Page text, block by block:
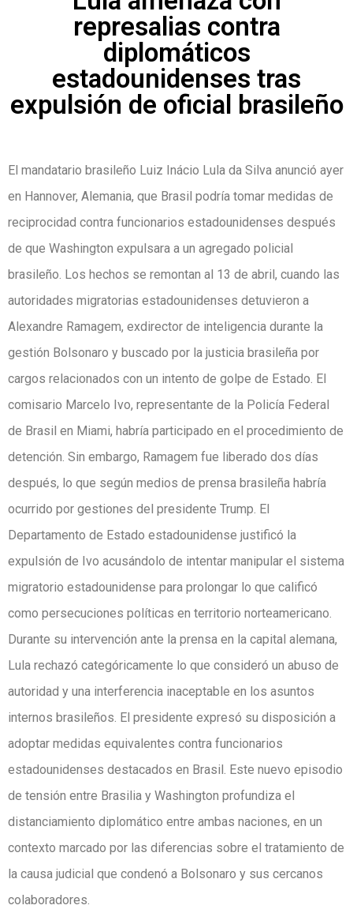
represalias contra
diplomáticos
estadounidenses tras
expulsión de oficial brasileño
El mandatario brasileño Luiz Inácio Lula da Silva anunció ayer
en Hannover, Alemania, que Brasil podría tomar medidas de
reciprocidad contra funcionarios estadounidenses después
de que Washington expulsara a un agregado policial
brasileño. Los hechos se remontan al 13 de abril, cuando las
autoridades migratorias estadounidenses detuvieron a
Alexandre Ramagem, exdirector de inteligencia durante la
gestión Bolsonaro y buscado por la justicia brasileña por
cargos relacionados con un intento de golpe de Estado. El
comisario Marcelo Ivo, representante de la Policía Federal
de Brasil en Miami, habría participado en el procedimiento de
detención. Sin embargo, Ramagem fue liberado dos días
después, lo que según medios de prensa brasileña habría
ocurrido por gestiones del presidente Trump. El
Departamento de Estado estadounidense justificó la
expulsión de Ivo acusándolo de intentar manipular el sistema
migratorio estadounidense para prolongar lo que calificó
como persecuciones políticas en territorio norteamericano.
Durante su intervención ante la prensa en la capital alemana,
Lula rechazó categóricamente lo que consideró un abuso de
autoridad y una interferencia inaceptable en los asuntos
internos brasileños. El presidente expresó su disposición a
adoptar medidas equivalentes contra funcionarios
estadounidenses destacados en Brasil. Este nuevo episodio
de tensión entre Brasilia y Washington profundiza el
distanciamiento diplomático entre ambas naciones, en un
contexto marcado por las diferencias sobre el tratamiento de
la causa judicial que condenó a Bolsonaro y sus cercanos
colaboradores.